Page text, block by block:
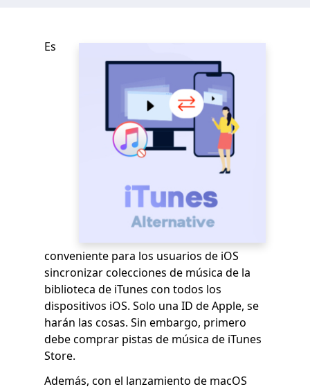
Es
conveniente para los usuarios de iOS
sincronizar colecciones de música de la
biblioteca de iTunes con todos los
dispositivos iOS. Solo una ID de Apple, se
harán las cosas. Sin embargo, primero
debe comprar pistas de música de iTunes
Store.
Además, con el lanzamiento de macOS